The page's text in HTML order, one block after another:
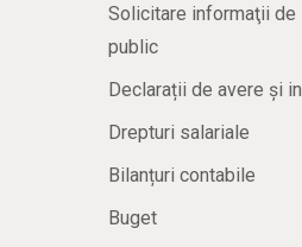
Solicitare informaţii de
public
Declarații de avere și
Drepturi salariale
Bilanțuri contabile
Buget